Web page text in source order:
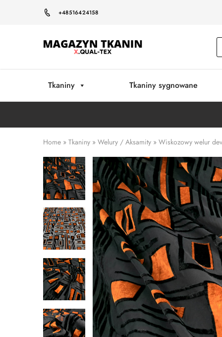
+48516424158
Magazyn
Tkaniny Tkaniny sygnowane
Home » Tkaniny » Welury / Aksamity » Wiskozowy welur